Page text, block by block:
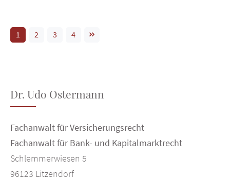
1 2 3 4
Dr. Udo Ostermann
Fachanwalt für Versicherungsrecht
Fachanwalt für Bank- und Kapitalmarktrecht
Schlemmerwiesen 5
96123 Litzendorf